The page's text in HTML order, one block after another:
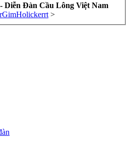
Diễn Đàn Cầu Lông Việt Nam
>